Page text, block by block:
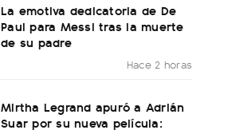
La emotiva dedicatoria de De
Paul para Messi tras la muerte
de su padre
Hace 2 horas
Mirtha Legrand apuró a Adrián
Suar por su nueva película: